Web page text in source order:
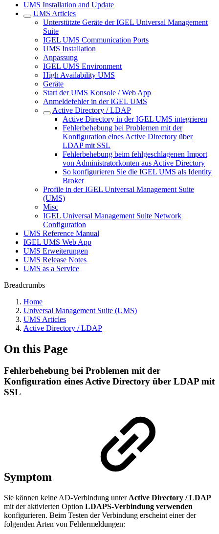
UMS Installation and Update
UMS Articles
Unterstützte Geräte der IGEL Universal Management
Suite
IGEL UMS Communication Ports
UMS Installation
Anpassung
IGEL UMS Environment
High Availability UMS
Geräte
Start der UMS Konsole / Web App
Anmeldefehler in der IGEL UMS
Active Directory / LDAP
Active Directory in der IGEL UMS integrieren
Fehlerbehebung bei Problemen mit der
Konfiguration eines Active Directory über
LDAP mit SSL
Fehlerbehebung beim fehlgeschlagenen Import
von Administratorkonten aus Active Directory
So konfigurieren Sie die IGEL UMS als Identity
Broker
Profile in der IGEL Universal Management Suite
(UMS)
Misc
IGEL Universal Management Suite Network
Configuration
UMS Reference Manual
IGEL UMS Web App
UMS Erweiterungen
UMS Release Notes
UMS as a Service
Breadcrumbs
Home
Universal Management Suite (UMS)
UMS Articles
Active Directory / LDAP
On this Page
Fehlerbehebung bei Problemen mit der
Konfiguration eines Active Directory über LDAP mit
SSL
Symptom
Sie können keine AD-Verbindung unter Active Directory / LDAP
mit der aktivierten Option LDAPS-Verbindung verwenden
konfigurieren. Beim Testen der Verbindung erscheint einer der
folgenden Arten von Fehlermeldungen: